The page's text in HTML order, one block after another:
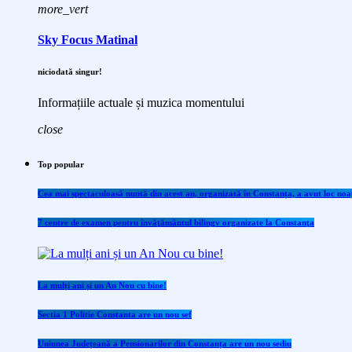
more_vert
Sky Focus Matinal
niciodată singur!
Informațiile actuale și muzica momentului
close
Top popular
Cea mai spectaculoasă nuntă din acest an, organizată în Constanța, a avut loc
7 centre de examen pentru învăţământul bilingv organizate la Constanţa
La mulți ani și un An Nou cu bine!
Sectia 1 Politie Constanta are un nou sef
Uniunea Județeană a Pensionarilor din Constanța are un nou sediu